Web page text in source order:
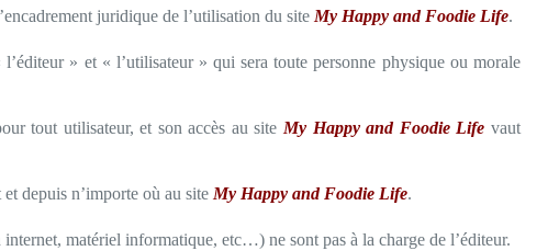
juridique de l’utilisation du site My Happy and Foodie Life.
» et « l’utilisateur » qui sera toute personne physique ou morale
tout utilisateur, et son accès au site My Happy and Foodie Life vaut
depuis n’importe où au site My Happy and Foodie Life.
matériel informatique, etc…) ne sont pas à la charge de l’éditeur.